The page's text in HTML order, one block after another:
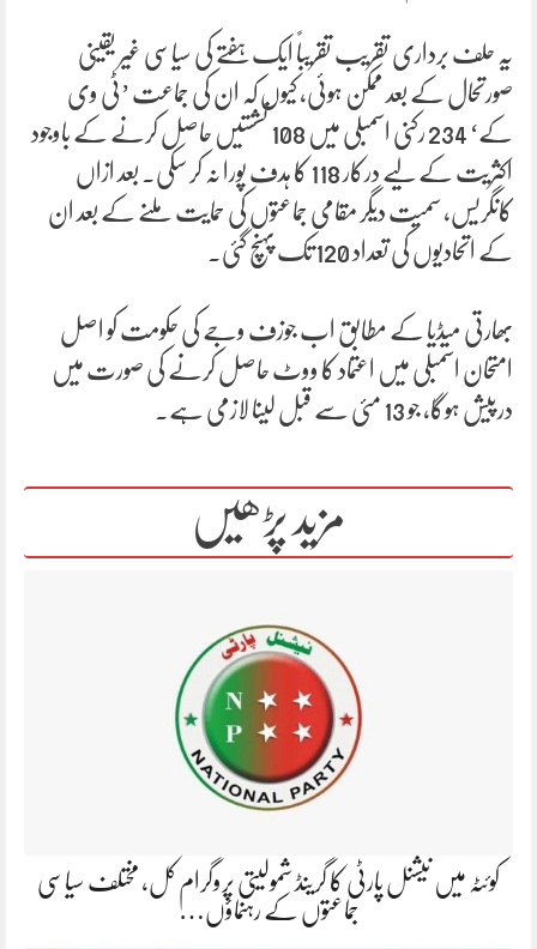
یہ حلف برداری تقریب تقریباً ایک ہفتے کی سیاسی غیر یقینی
صورتحال کے بعد ممکن ہوئی، کیوں کہ ان کی جماعت ’ٹی وی
کے‘ 234 رکنی اسمبلی میں 108 نشستیں حاصل کرنے کے باوجود
اکثریت کے لیے درکار 118 کا ہدف پورا نہ کر سکی۔ بعد ازاں
کانگریس، سمیت دیگر مقامی جماعتوں کی حمایت ملنے کے بعد ان
کے اتحادیوں کی تعداد 120 تک پہنچ گئی۔
بھارتی میڈیا کے مطابق اب جوزف وجے کی حکومت کو اصل
امتحان اسمبلی میں اعتماد کا ووٹ حاصل کرنے کی صورت میں
درپیش ہوگا، جو 13 مئی سے قبل لینا لازمی ہے۔
مزید پڑھیں
کوئٹہ میں نیشنل پارٹی کا گرینڈ شمولیتی پروگرام کل، مختلف سیاسی
جماعتوں کے رہنماؤں…